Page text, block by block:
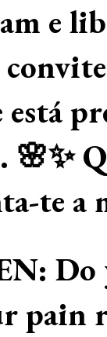
e
está
🌸✨
te a
Do
pain